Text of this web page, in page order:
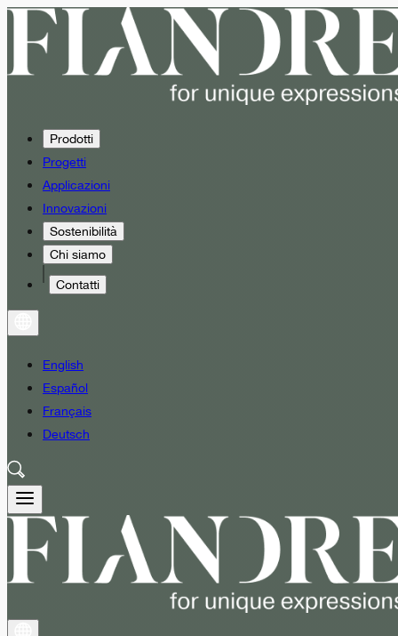
Prodotti
Progetti
Applicazioni
Innovazioni
Sostenibilità
Chi siamo
Contatti
English
Español
Français
Deutsch